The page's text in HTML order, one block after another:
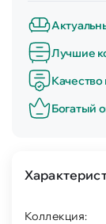
Лучшие
Богатый
Коллекция: